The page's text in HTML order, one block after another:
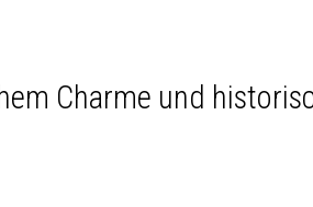
Charme und